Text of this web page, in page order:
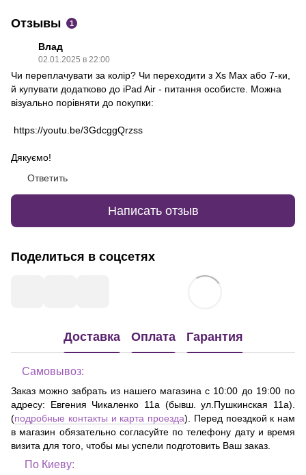
Отзывы 1
Влад
02.01.2025 в 22:00
Чи переплачувати за колір? Чи переходити з Xs Max або 7-ки,
й купувати додатково до iPad Air - питання особисте. Можна
візуально порівняти до покупки:
https://youtu.be/3GdcggQrzss
Дякуємо!
Ответить
Написать отзыв
Поделиться в соцсетях
Доставка Оплата Гарантия
Самовывоз:
Заказ можно забрать из нашего магазина с 10:00 до 19:00 по
адресу: Евгения Чикаленко 11а (бывш. ул.Пушкинская 11а)
(подробные контакты и карта проезда). Перед поездкой к нам
в магазин обязательно согласуйте по телефону дату и время
визита для того, чтобы мы успели подготовить Ваш заказ.
По Киеву: